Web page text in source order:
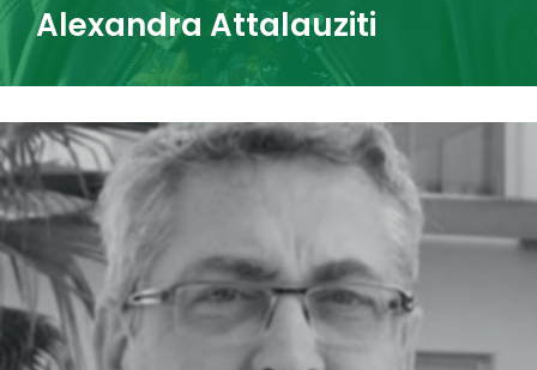
Alexandra Attalauziti